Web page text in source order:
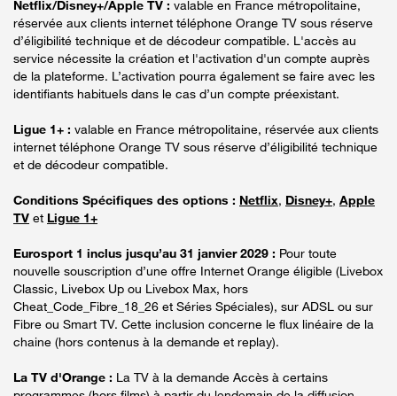
Netflix/Disney+/Apple TV : valable en France métropolitaine,
réservée aux clients internet téléphone Orange TV sous réserve
d’éligibilité technique et de décodeur compatible. L'accès au
service nécessite la création et l'activation d'un compte auprès
de la plateforme. L’activation pourra également se faire avec les
identifiants habituels dans le cas d’un compte préexistant.
Ligue 1+ : valable en France métropolitaine, réservée aux clients
internet téléphone Orange TV sous réserve d’éligibilité technique
et de décodeur compatible.
Conditions Spécifiques des options : Netflix, Disney+, Apple
TV et Ligue 1+
Eurosport 1 inclus jusqu’au 31 janvier 2029 : Pour toute
nouvelle souscription d’une offre Internet Orange éligible (Livebox
Classic, Livebox Up ou Livebox Max, hors
Cheat_Code_Fibre_18_26 et Séries Spéciales), sur ADSL ou sur
Fibre ou Smart TV. Cette inclusion concerne le flux linéaire de la
chaine (hors contenus à la demande et replay).
La TV d'Orange : La TV à la demande Accès à certains